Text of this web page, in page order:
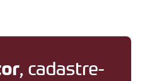
, cadastre-